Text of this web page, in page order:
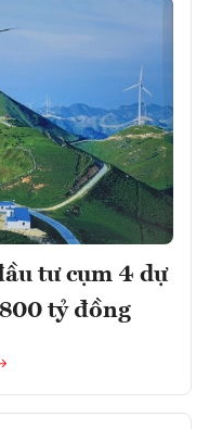
tư cụm 4 dự
tỷ đồng